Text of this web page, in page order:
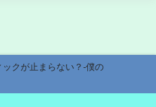
クが止まらない？-僕の